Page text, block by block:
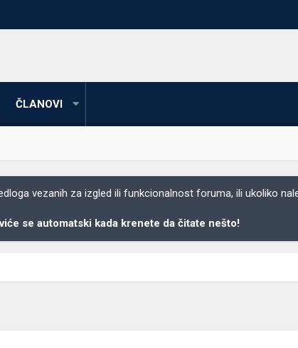
ČLANOVI
vezanih za izgled ili funkcionalnost foruma, ili ukoliko
se automatski kada krenete da čitate nešto!